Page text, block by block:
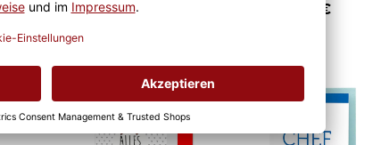
2,50 € 2,95 €
Grußkarten zum Verschenken